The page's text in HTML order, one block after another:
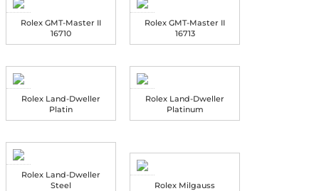
Rolex GMT-Master II
16710
Rolex GMT-Master II
16713
Rolex Land-Dweller
Platin
Rolex Land-Dweller
Platinum
Rolex Land-Dweller
Steel
Rolex Milgauss